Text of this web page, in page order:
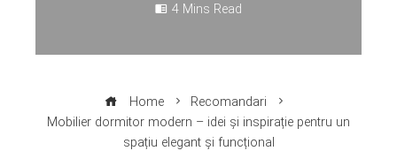
4 Mins Read
Home
Recomandari
Mobilier dormitor modern – idei și inspirație pentru un
spațiu elegant și funcțional